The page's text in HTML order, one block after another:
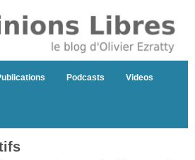
Podcasts Videos